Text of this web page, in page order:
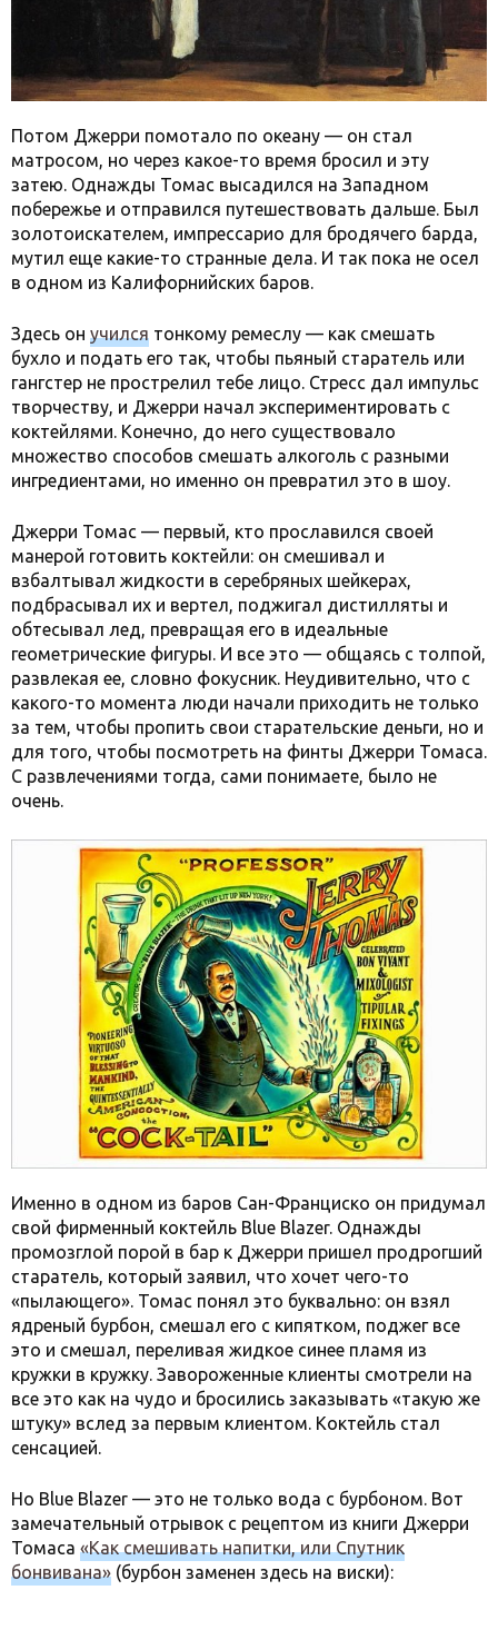
Потом Джерри помотало по океану — он стал
матросом, но через какое-то время бросил и эту
затею. Однажды Томас высадился на Западном
побережье и отправился путешествовать дальше. Был
золотоискателем, импрессарио для бродячего барда,
мутил еще какие-то странные дела. И так пока не осел
в одном из Калифорнийских баров.
Здесь он учился тонкому ремеслу — как смешать
бухло и подать его так, чтобы пьяный старатель или
гангстер не прострелил тебе лицо. Стресс дал импульс
творчеству, и Джерри начал экспериментировать с
коктейлями. Конечно, до него существовало
множество способов смешать алкоголь с разными
ингредиентами, но именно он превратил это в шоу.
Джерри Томас — первый, кто прославился своей
манерой готовить коктейли: он смешивал и
взбалтывал жидкости в серебряных шейкерах,
подбрасывал их и вертел, поджигал дистилляты и
обтесывал лед, превращая его в идеальные
геометрические фигуры. И все это — общаясь с толпой,
развлекая ее, словно фокусник. Неудивительно, что с
какого-то момента люди начали приходить не только
за тем, чтобы пропить свои старательские деньги, но и
для того, чтобы посмотреть на финты Джерри Томаса.
С развлечениями тогда, сами понимаете, было не
очень.
Именно в одном из баров Сан-Франциско он придумал
свой фирменный коктейль Blue Blazer. Однажды
промозглой порой в бар к Джерри пришел продрогший
старатель, который заявил, что хочет чего-то
«пылающего». Томас понял это буквально: он взял
ядреный бурбон, смешал его с кипятком, поджег все
это и смешал, переливая жидкое синее пламя из
кружки в кружку. Завороженные клиенты смотрели на
все это как на чудо и бросились заказывать «такую же
штуку» вслед за первым клиентом. Коктейль стал
сенсацией.
Но Blue Blazer — это не только вода с бурбоном. Вот
замечательный отрывок с рецептом из книги Джерри
Томаса «Как смешивать напитки, или Спутник
бонвивана» (бурбон заменен здесь на виски):